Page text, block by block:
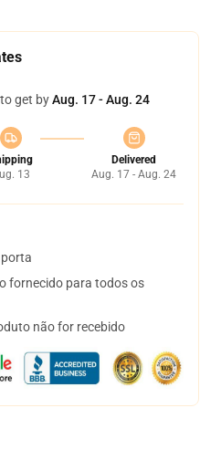
get byAug. 17 - Aug. 24
13
Delivered
Aug. 17 - Aug. 24
fornecido para todos os
não for recebido